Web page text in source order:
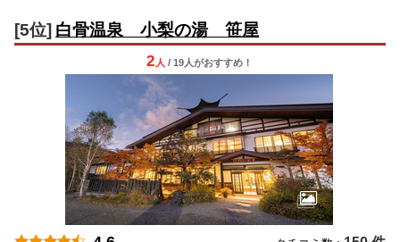
[5位] 白骨温泉 小梨の湯 笹屋
2 人 / 19人がおすすめ！